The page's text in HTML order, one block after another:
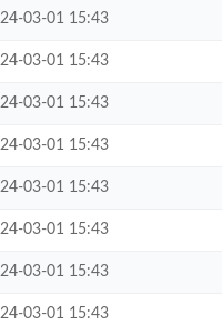
03-01 15:43
03-01 15:43
03-01 15:43
03-01 15:43
03-01 15:43
03-01 15:43
03-01 15:43
03-01 15:43